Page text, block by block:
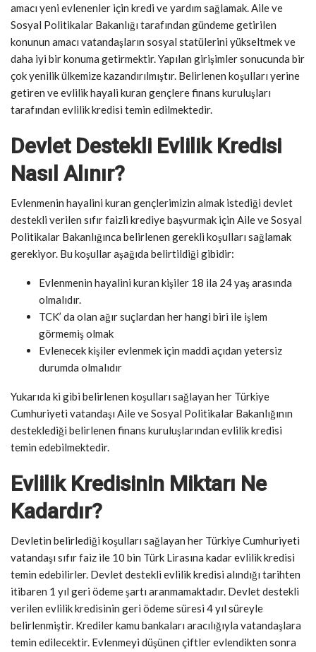
amacı yeni evlenenler için kredi ve yardım sağlamak. Aile ve
Sosyal Politikalar Bakanlığı tarafından gündeme getirilen
konunun amacı vatandaşların sosyal statülerini yükseltmek ve
daha iyi bir konuma getirmektir. Yapılan girişimler sonucunda bir
çok yenilik ülkemize kazandırılmıştır. Belirlenen koşulları yerine
getiren ve evlilik hayali kuran gençlere finans kuruluşları
tarafından evlilik kredisi temin edilmektedir.
Devlet Destekli Evlilik Kredisi
Nasıl Alınır?
Evlenmenin hayalini kuran gençlerimizin almak istediği devlet
destekli verilen sıfır faizli krediye başvurmak için Aile ve Sosyal
Politikalar Bakanlığınca belirlenen gerekli koşulları sağlamak
gerekiyor. Bu koşullar aşağıda belirtildiği gibidir:
Evlenmenin hayalini kuran kişiler 18 ila 24 yaş arasında
olmalıdır.
TCK’ da olan ağır suçlardan her hangi biri ile işlem
görmemiş olmak
Evlenecek kişiler evlenmek için maddi açıdan yetersiz
durumda olmalıdır
Yukarıda ki gibi belirlenen koşulları sağlayan her Türkiye
Cumhuriyeti vatandaşı Aile ve Sosyal Politikalar Bakanlığının
desteklediği belirlenen finans kuruluşlarından evlilik kredisi
temin edebilmektedir.
Evlilik Kredisinin Miktarı Ne
Kadardır?
Devletin belirlediği koşulları sağlayan her Türkiye Cumhuriyeti
vatandaşı sıfır faiz ile 10 bin Türk Lirasına kadar evlilik kredisi
temin edebilirler. Devlet destekli evlilik kredisi alındığı tarihten
itibaren 1 yıl geri ödeme şartı aranmamaktadır. Devlet destekli
verilen evlilik kredisinin geri ödeme süresi 4 yıl süreyle
belirlenmiştir. Krediler kamu bankaları aracılığıyla vatandaşlara
temin edilecektir. Evlenmeyi düşünen çiftler evlendikten sonra